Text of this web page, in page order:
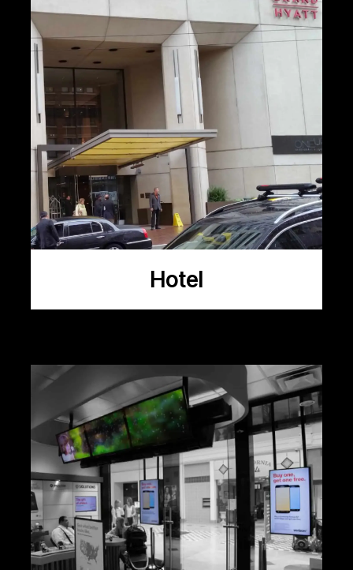
Hotel